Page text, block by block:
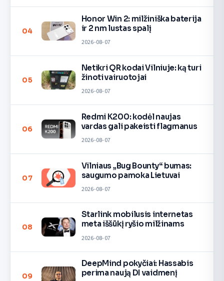
04
Honor Win 2: milžiniška baterija
ir 2 nm lustas spalį
2026-08-07
05
Netikri QR kodai Vilniuje: ką turi
žinoti vairuotojai
2026-08-07
06
Redmi K200: kodėl naujas
vardas gali pakeisti flagmanus
2026-08-07
07
Vilniaus „Bug Bounty“ bumas:
saugumo pamoka Lietuvai
2026-08-07
08
Starlink mobilusis internetas
meta iššūkį ryšio milžinams
2026-08-07
09
DeepMind pokyčiai: Hassabis
perima naują DI vaidmenį